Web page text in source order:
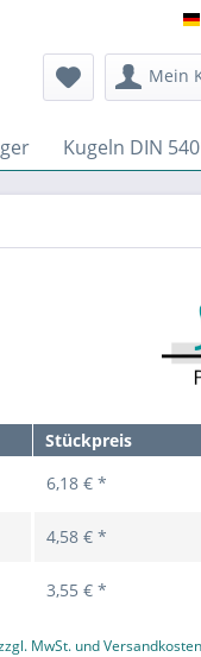
Mein
Kugeln DIN
Stückpreis
6,18 € *
4,58 € *
3,55 € *
MwSt. und Versandkosten